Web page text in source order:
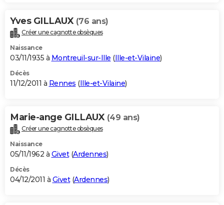
Yves GILLAUX (76 ans)
Créer une cagnotte obsèques
Naissance
03/11/1935 à Montreuil-sur-Ille (Ille-et-Vilaine)
Décès
11/12/2011 à Rennes (Ille-et-Vilaine)
Marie-ange GILLAUX (49 ans)
Créer une cagnotte obsèques
Naissance
05/11/1962 à Givet(Ardennes)
Décès
04/12/2011 à Givet(Ardennes)